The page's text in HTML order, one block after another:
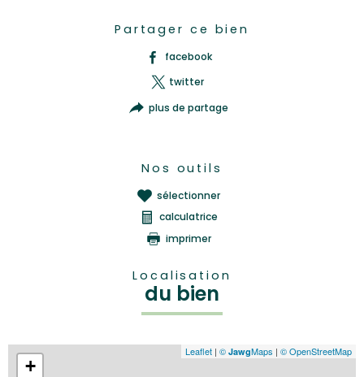
Partager ce bien
facebook
twitter
plus de partage
Nos outils
sélectionner
calculatrice
imprimer
Localisation
du bien
+
Leaflet | © JawgMaps | © OpenStreetMap